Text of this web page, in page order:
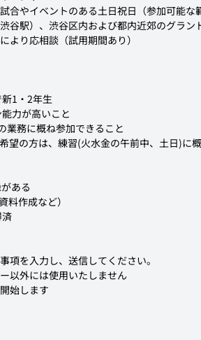
合やイベントのある土日祝日（参加可能な
谷駅）、渋谷区内および都内近郊のグラン
より応相談（試用期間あり）
1・2年生
力が高いこと
業務に概ね参加できること
望の方は、練習(火水金の午前中、土日)に
ある
料作成など）
済
項を入力し、送信してください。
以外には使用いたしません
始します